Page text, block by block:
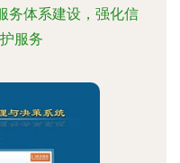
务体系建设，强化信
服务